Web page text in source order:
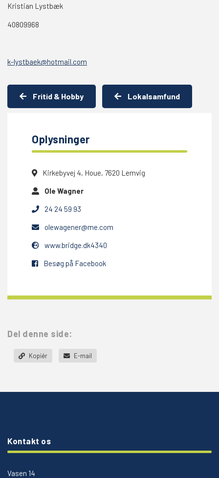
Kristian Lystbæk
40809968
k-lystbaek@hotmail.com
Fritid & Hobby Lokalsamfund
Oplysninger
Kirkebyvej 4, Houe, 7620 Lemvig
Ole Wagner
24 24 59 93
olewagener@me.com
www.bridge.dk4340
Besøg på Facebook
Del denne side:
Kopiér E-mail
Kontakt os
Vasen 14